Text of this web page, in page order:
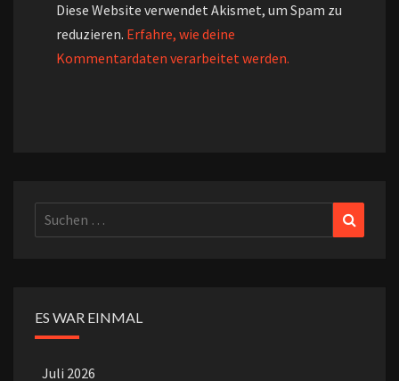
Diese Website verwendet Akismet, um Spam zu
reduzieren. Erfahre, wie deine
Kommentardaten verarbeitet werden.
Suchen
nach:
ES WAR EINMAL
Juli 2026